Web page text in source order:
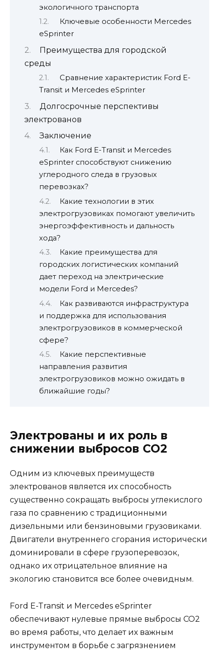
экологичного транспорта
Ключевые особенности Mercedes
eSprinter
Преимущества для городской
среды
Сравнение характеристик Ford E-
Transit и Mercedes eSprinter
Долгосрочные перспективы
электрованов
Заключение
Как Ford E-Transit и Mercedes
eSprinter способствуют снижению
углеродного следа в грузовых
перевозках?
Какие технологии в этих
электрогрузовиках помогают увеличить
энергоэффективность и дальность
хода?
Какие преимущества для
городских логистических компаний
дает переход на электрические
модели Ford и Mercedes?
Как развиваются инфраструктура
и поддержка для использования
электрогрузовиков в коммерческой
сфере?
Какие перспективные
направления развития
электрогрузовиков можно ожидать в
ближайшие годы?
Электрованы и их роль в
снижении выбросов CO2
Одним из ключевых преимуществ
электрованов является их способность
существенно сокращать выбросы углекислого
газа по сравнению с традиционными
дизельными или бензиновыми грузовиками.
Двигатели внутреннего сгорания исторически
доминировали в сфере грузоперевозок,
однако их отрицательное влияние на
экологию становится все более очевидным.
Ford E-Transit и Mercedes eSprinter
обеспечивают нулевые прямые выбросы CO2
во время работы, что делает их важным
инструментом в борьбе с загрязнением